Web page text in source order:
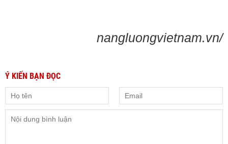
nangluongvietnam.vn/
Ý KIẾN BẠN ĐỌC